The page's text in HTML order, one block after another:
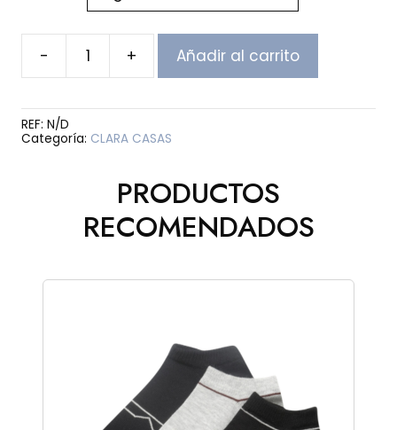
-
CAMISETA-
cantidad
+ Añadir al carrito
REF: N/D
Categoría: CLARA CASAS
PRODUCTOS
RECOMENDADOS